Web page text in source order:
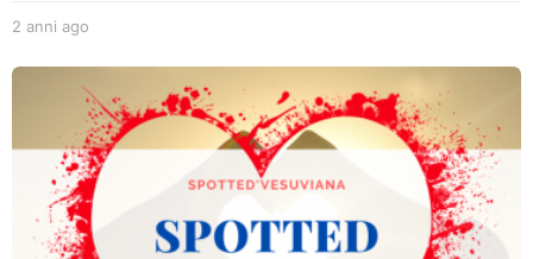
2 anni ago
n
n
i
a
g
o